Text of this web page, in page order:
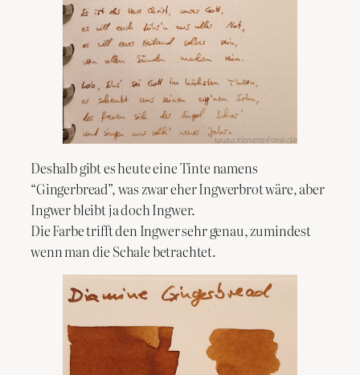
Deshalb gibt es heute eine Tinte namens
“Gingerbread”, was zwar eher Ingwerbrot wäre, aber
Ingwer bleibt ja doch Ingwer.
Die Farbe trifft den Ingwer sehr genau, zumindest
wenn man die Schale betrachtet.